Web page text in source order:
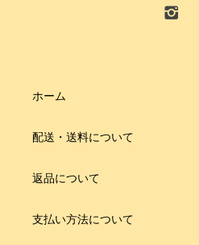
ホーム
配送・送料について
返品について
支払い方法について